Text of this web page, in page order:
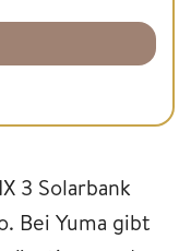
3 Solarbank
Bei Yuma gibt